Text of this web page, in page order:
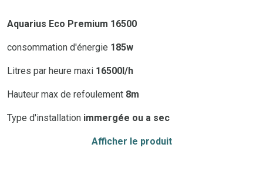
Aquarius Eco Premium 16500
consommation d'énergie 185w
Litres par heure maxi 16500l/h
Hauteur max de refoulement 8m
Type d'installation immergée ou a sec
Afficher le produit